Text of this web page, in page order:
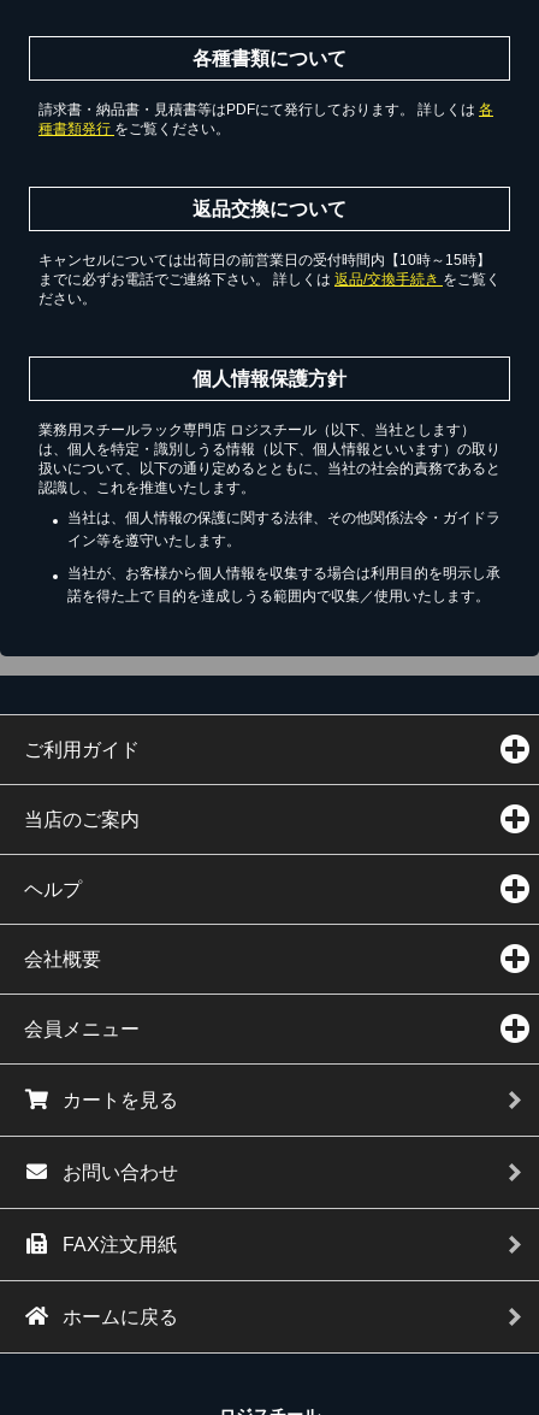
各種書類について
請求書・納品書・見積書等はPDFにて発行しております。 詳しくは 各
種書類発行 をご覧ください。
返品交換について
キャンセルについては出荷日の前営業日の受付時間内【10時～15時】
までに必ずお電話でご連絡下さい。 詳しくは 返品/交換手続き をご覧く
ださい。
個人情報保護方針
業務用スチールラック専門店 ロジスチール（以下、当社とします）
は、個人を特定・識別しうる情報（以下、個人情報といいます）の取り
扱いについて、以下の通り定めるとともに、当社の社会的責務であると
認識し、これを推進いたします。
当社は、個人情報の保護に関する法律、その他関係法令・ガイドラ
イン等を遵守いたします。
当社が、お客様から個人情報を収集する場合は利用目的を明示し承
諾を得た上で 目的を達成しうる範囲内で収集／使用いたします。
ご利用ガイド
当店のご案内
ヘルプ
会社概要
会員メニュー
カートを見る
お問い合わせ
FAX注文用紙
ホームに戻る